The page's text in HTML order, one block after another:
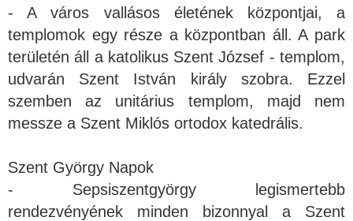
- A város vallásos életének központjai, a
templomok egy része a központban áll. A park
területén áll a katolikus Szent József - templom,
udvarán Szent István király szobra. Ezzel
szemben az unitárius templom, majd nem
messze a Szent Miklós ortodox katedrális.
Szent György Napok
- Sepsiszentgyörgy legismertebb
rendezvényének minden bizonnyal a Szent